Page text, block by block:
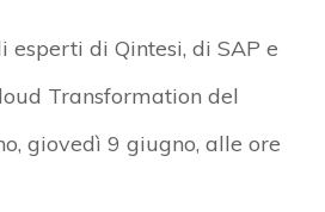
esperti di Qintesi, di SAP e
Transformation del
giovedì 9 giugno, alle ore